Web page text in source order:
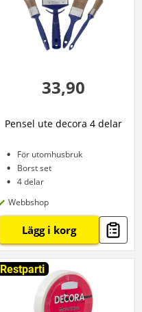
33,90
Pensel ute decora 4 delar
För utomhusbruk
Borst set
4 delar
Webbshop
Lägg i korg
Restparti